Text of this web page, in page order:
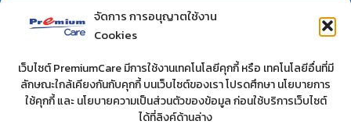
จัดการ การอนุญาตใช้งาน
Cookies
เว็บไซต์ PremiumCare มีการใช้งานเทคโนโลยีคุกกี้ หรือ เทคโนโลยีอื่นที่มี
ลักษณะใกล้เคียงกันกับคุกกี้ บนเว็บไซต์ของเรา โปรดศึกษา นโยบายการ
ใช้คุกกี้ และ นโยบายความเป็นส่วนตัวของข้อมูล ก่อนใช้บริการเว็บไซต์
ได้ที่ลิงค์ด้านล่าง
กรุงเทพมหานคร 10310
สอบถามข้อมูลเพิ่มเติมได้ที่
Call Center 02-114-3515
บริษัท ที.วี.ซี. คาร์แคร์ จำกัด
สำนักงาน : 10/37 ซอยลาดพร้าว 28 ถนนลาดพร้าว
แขวงจันทรเกษม เขตวังทองหลาง กรุงเทพฯ 10900 จำกัด